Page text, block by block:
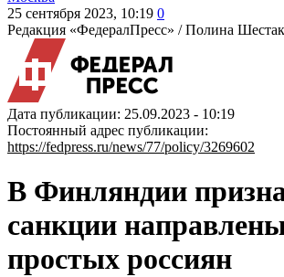
25 сентября 2023, 10:19 0
Редакция «ФедералПресс» /Полина
Дата публикации: 25.09.2023 - 10:19
Постоянный адрес публикации:
https://fedpress.ru/news/77/policy/3269602
В Финляндии
санкции
простых россиян